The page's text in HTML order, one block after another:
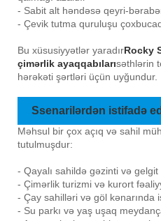
- Sabit alt həndəsə qeyri-
- Çevik tutma quruluşu
Bu xüsusiyyətlər yaradırRocky
çimərlik ayaqqabılarısəthlərin
hərəkəti şərtləri üçün uyğundur.
Ssenarilərdən istifadə
Məhsul bir çox açıq və sahil
tutulmuşdur:
- Qayalı sahildə gəzinti və
- Çimərlik turizmi və kurort
- Çay sahilləri və göl kənarında
- Su parkı və yaş uşaq